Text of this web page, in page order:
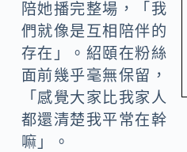
陪她播完整場，「我
們就像是互相陪伴的
存在」。紹頤在粉絲
面前幾乎毫無保留，
「感覺大家比我家人
都還清楚我平常在幹
嘛」。